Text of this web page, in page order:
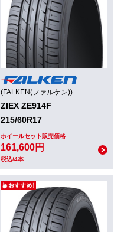
(FALKEN(ファルケン))
ZIEX ZE914F
215/60R17
ホイールセット販売価格
161,600円
税込/4本